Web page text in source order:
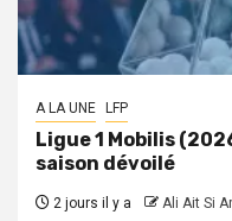
A LA UNE LFP
Ligue 1 Mobilis
saison dévoilé
2 jours il y a Ali Ait Si